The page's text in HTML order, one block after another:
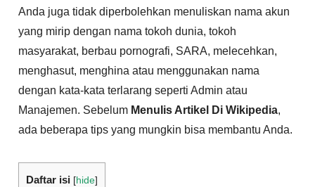
Anda juga tidak diperbolehkan menuliskan nama akun
yang mirip dengan nama tokoh dunia, tokoh
masyarakat, berbau pornografi, SARA, melecehkan,
menghasut, menghina atau menggunakan nama
dengan kata-kata terlarang seperti Admin atau
Manajemen. Sebelum Menulis Artikel Di Wikipedia,
ada beberapa tips yang mungkin bisa membantu Anda.
Daftar isi [hide]